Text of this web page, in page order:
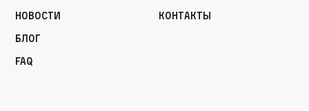
Новости
Блог
FAQ
Контакты